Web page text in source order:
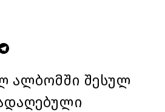
ალბომში შესულ